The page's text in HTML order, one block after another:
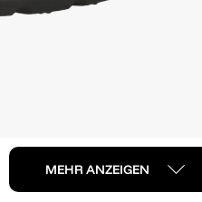
MEHR ANZEIGEN